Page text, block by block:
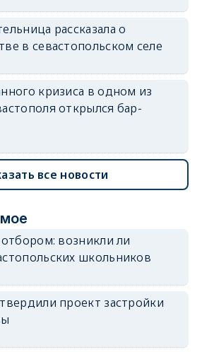
рассказала о
в севастопольском селе
кризиса в одном из
открылся бар-
все новости
возникли ли
школьников
проект застройки